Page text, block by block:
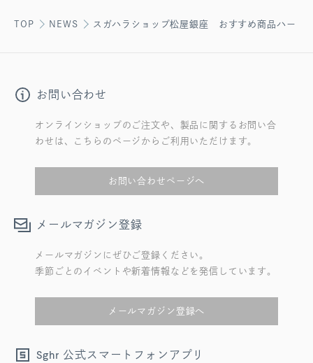
TOP NEWS スガハラショップ松屋銀座 おすすめ商品ハート
お問い合わせ
オンラインショップのご注文や、製品に関するお問い合
わせは、こちらのページからご利用いただけます。
お問い合わせページへ
メールマガジン登録
メールマガジンにぜひご登録ください。
季節ごとのイベントや新着情報などを発信しています。
メールマガジン登録へ
Sghr 公式スマートフォンアプリ